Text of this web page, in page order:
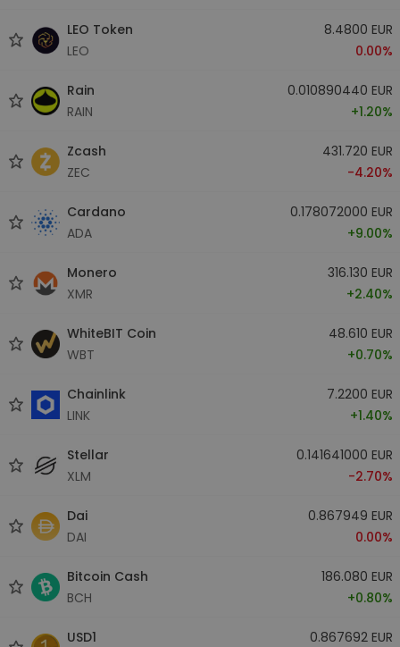
LEO Token
LEO
8.4800 EUR
0.00%
Rain
RAIN
0.010890440 EUR
+1.20%
Zcash
ZEC
431.720 EUR
-4.20%
Cardano
ADA
0.178072000 EUR
+9.00%
Monero
XMR
316.130 EUR
+2.40%
WhiteBIT Coin
WBT
48.610 EUR
+0.70%
Chainlink
LINK
7.2200 EUR
+1.40%
Stellar
XLM
0.141641000 EUR
-2.70%
Dai
DAI
0.867949 EUR
0.00%
Bitcoin Cash
BCH
186.080 EUR
+0.80%
USD1
0.867692 EUR